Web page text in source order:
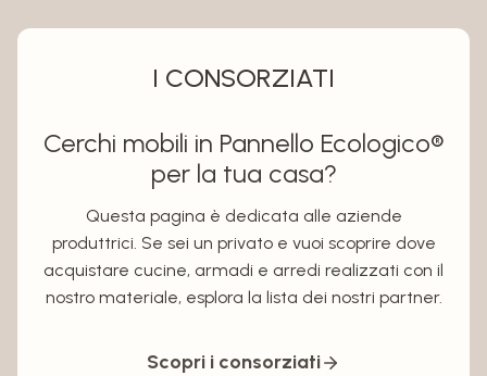
I CONSORZIATI
Cerchi mobili in Pannello Ecologico®
per la tua casa?
Questa pagina è dedicata alle aziende
produttrici. Se sei un privato e vuoi scoprire dove
acquistare cucine, armadi e arredi realizzati con il
nostro materiale, esplora la lista dei nostri partner.
Scopri i consorziati